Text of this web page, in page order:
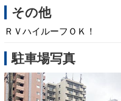
その他
ＲＶハイルーフＯＫ！
駐車場写真